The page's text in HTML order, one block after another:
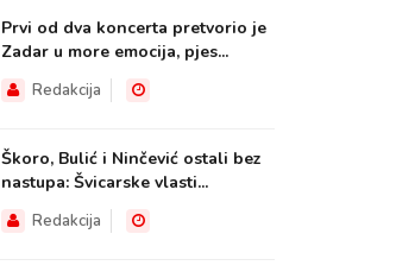
Prvi od dva koncerta pretvorio je
Zadar u more emocija, pjes...
Redakcija
Škoro, Bulić i Ninčević ostali bez
nastupa: Švicarske vlasti...
Redakcija